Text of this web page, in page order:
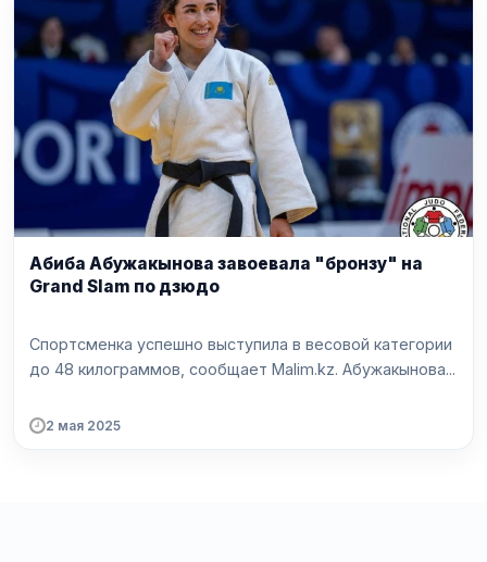
Абиба Абужакынова завоевала "бронзу" на
Grand Slam по дзюдо
Спортсменка успешно выступила в весовой категории
до 48 килограммов, сообщает Malim.kz. Абужакынова...
2 мая 2025